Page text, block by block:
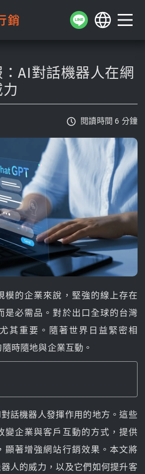
AI對話機器人在網
閱讀時間 6 分鐘
模的企業來說，堅強的線上存在
是必需品。對於出口全球的台灣
其重要。隨著世界日益緊密相
時隨地與企業互動。
話機器人發揮作用的地方。這些
變企業與客戶互動的方式，提供
顯著增強網站行銷效果。本文將
人的威力，以及它們如何提升客